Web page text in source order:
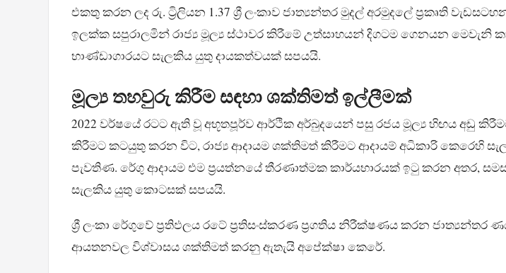
එකතු කරන ලද රු. ට්‍රිලියන 1.37 ශ්‍රී ලංකාව ජාත්‍යන්තර මුදල් අරමුදලේ ප්‍රකෘති
ඉලක්ක සපුරාලමින් රාජ්‍ය මූල්‍ය ස්ථාවර කිරීමේ උත්සාහයන් දිගටම ගෙනයන මෙවැනි
භාණ්ඩාගාරයට සැලකිය යුතු දායකත්වයක් සපයයි.
මූල්‍ය තහවුරු කිරීම සඳහා ශක්තිමත් ඉල්ලීමක්
2022 වර්ෂයේ රටට ඇති වූ අභූතපූර්ව ආර්ථික අර්බුදයෙන් පසු රජය මූල්‍ය හිඟය අඩු
කිරීමට කටයුතු කරන විට, රාජ්‍ය ආදායම ශක්තිමත් කිරීමට ආදායම් අධිකාරි කෙරෙහි
පැවතිණ. රේගු ආදායම එම ප්‍රයත්නයේ තීරණාත්මක කාර්යභාරයක් ඉටු කරන අතර,
සැලකිය යුතු කොටසක් සපයයි.
ශ්‍රී ලංකා රේගුවේ ප්‍රතිඵලය රටේ ප්‍රතිසංස්කරණ ප්‍රගතිය නිරීක්ෂණය කරන ජාත්‍යන්තර
ආයතනවල විශ්වාසය ශක්තිමත් කරනු ඇතැයි අපේක්ෂා කෙරේ.